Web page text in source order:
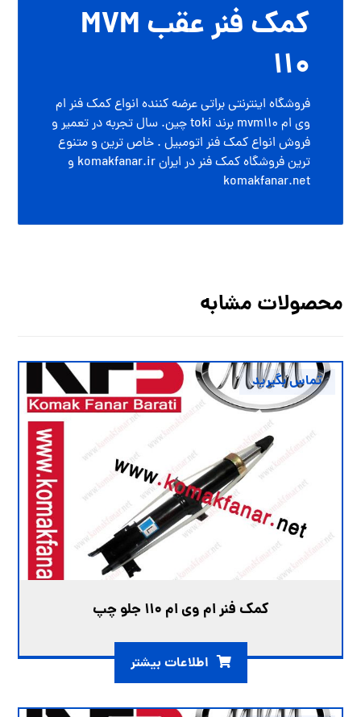
کمک فنر عقب MVM
110
فروشگاه اینترنتی براتی عرضه کننده انواع کمک فنر ام
وی ام mvm110 برند toki چین. سال تجربه در تعمیر و
فروش انواع کمک فنر اتومبیل . خاص ترین و متنوع
ترین فروشگاه کمک فنر در ایران komakfanar.ir و
komakfanar.net
محصولات مشابه
کمک فنر ام وی ام 110 جلو چپ
تماس بگیرید
اطلاعات بیشتر